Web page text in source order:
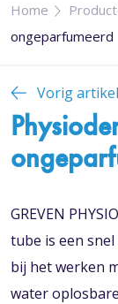
Home
ongeparfumeerd
Vorig artikel
GREVEN
tube is een
bij het werken
water